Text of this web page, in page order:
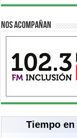
Nos acompañan
Tiempo